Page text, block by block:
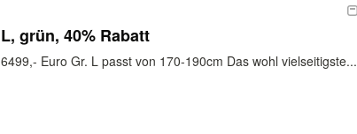
grün, 40% Rabatt
Euro Gr. L passt von 170-190cm Das wohl vielseitigste...